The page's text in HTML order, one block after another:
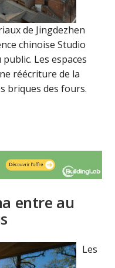
de Jingdezhen
chinoise Studio
Les espaces
réécriture de la
briques des fours.
entre au
Les